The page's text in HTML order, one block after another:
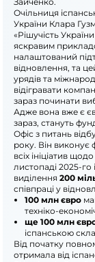
Очільниця
України Клара
«Рішучість
яскравим
налаштований
відновлення, та
урядів та
відігравати
зараз починати
Адже вона вже є
зараз, стануть
Офіс з питань
року. Він виконує
всіх ініціатив
листопаді 2025-
виділення 200
співпраці у
100 млн євро
техніко-
ще 100 млн
іспанською
Від початку
отримала від